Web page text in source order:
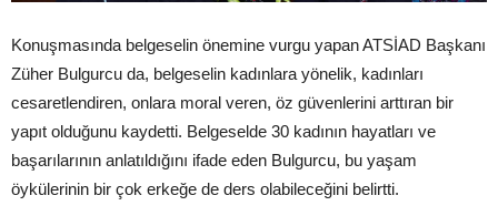
Konuşmasında belgeselin önemine vurgu yapan ATSİAD Başkanı
Züher Bulgurcu da, belgeselin kadınlara yönelik, kadınları
cesaretlendiren, onlara moral veren, öz güvenlerini arttıran bir
yapıt olduğunu kaydetti. Belgeselde 30 kadının hayatları ve
başarılarının anlatıldığını ifade eden Bulgurcu, bu yaşam
öykülerinin bir çok erkeğe de ders olabileceğini belirtti.